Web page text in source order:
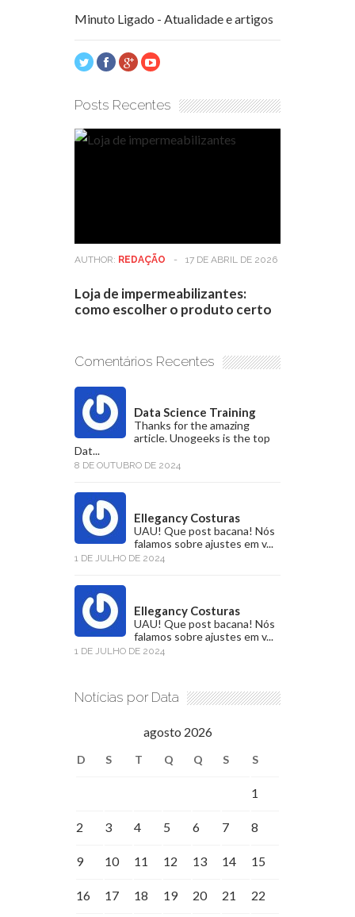
Minuto Ligado - Atualidade e artigos
Posts Recentes
AUTHOR: REDAÇÃO - 17 DE ABRIL DE 2026
Loja de impermeabilizantes:
como escolher o produto certo
Comentários Recentes
Data Science Training
Thanks for the amazing
article. Unogeeks is the top
Dat...
8 DE OUTUBRO DE 2024
Ellegancy Costuras
UAU! Que post bacana! Nós
falamos sobre ajustes em v...
1 DE JULHO DE 2024
Ellegancy Costuras
UAU! Que post bacana! Nós
falamos sobre ajustes em v...
1 DE JULHO DE 2024
Notícias por Data
agosto 2026
D S T Q Q S S
1
2 3 4 5 6 7 8
9 10 11 12 13 14 15
16 17 18 19 20 21 22